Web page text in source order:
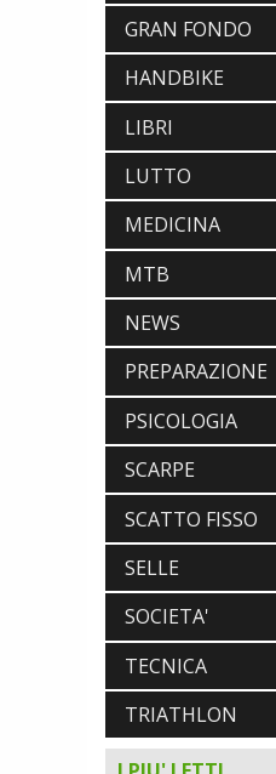
GRAN FONDO
HANDBIKE
LIBRI
LUTTO
MEDICINA
MTB
NEWS
PREPARAZIONE
PSICOLOGIA
SCARPE
SCATTO FISSO
SELLE
SOCIETA'
TECNICA
TRIATHLON